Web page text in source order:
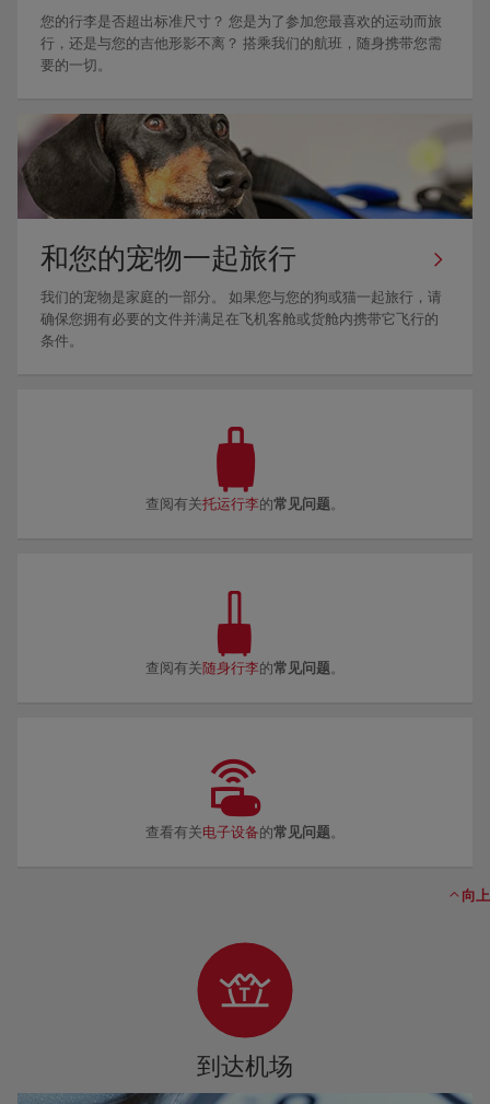
您的行李是否超出标准尺寸？ 您是为了参加您最喜欢的运动而旅
行，还是与您的吉他形影不离？ 搭乘我们的航班，随身携带您需
要的一切。
和您的宠物一起旅行
我们的宠物是家庭的一部分。 如果您与您的狗或猫一起旅行，请
确保您拥有必要的文件并满足在飞机客舱或货舱内携带它飞行的
条件。
查阅有关托运行李的常见问题 。
查阅有关随身行李的常见问题 。
查看有关电子设备的常见问题 。
向上
到达机场